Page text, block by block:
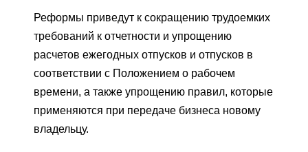
Реформы приведут к сокращению трудоемких
требований к отчетности и упрощению
расчетов ежегодных отпусков и отпусков в
соответствии с Положением о рабочем
времени, а также упрощению правил, которые
применяются при передаче бизнеса новому
владельцу.